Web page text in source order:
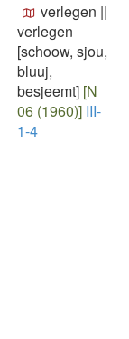
verlegen ||
verlegen
[schoow, sjou,
bluuj,
besjeemt] [N
06 (1960)] III-
1-4